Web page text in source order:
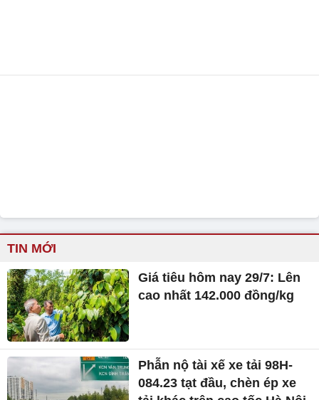
TIN MỚI
Giá tiêu hôm nay 29/7: Lên
cao nhất 142.000 đồng/kg
Phẫn nộ tài xế xe tải 98H-
084.23 tạt đầu, chèn ép xe